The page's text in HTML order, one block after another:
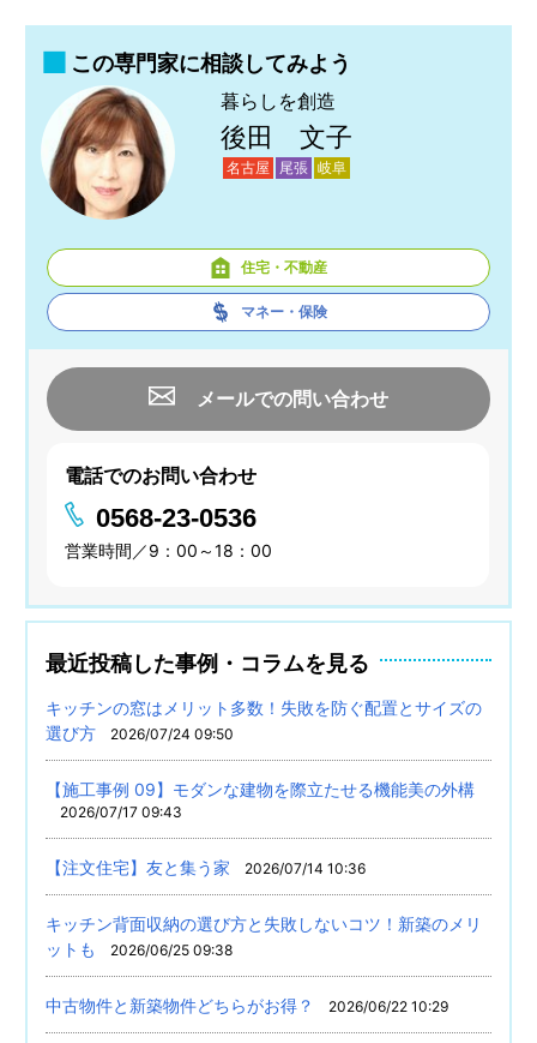
この専門家に相談してみよう
暮らしを創造
後田 文子
名古屋 尾張 岐阜
住宅・不動産
マネー・保険
メールでの問い合わせ
電話でのお問い合わせ
0568-23-0536
営業時間／9：00～18：00
最近投稿した事例・コラムを見る
キッチンの窓はメリット多数！失敗を防ぐ配置とサイズの
選び方
2026/07/24 09:50
【施工事例 09】モダンな建物を際立たせる機能美の外構
2026/07/17 09:43
【注文住宅】友と集う家 2026/07/14 10:36
キッチン背面収納の選び方と失敗しないコツ！新築のメリ
ットも
2026/06/25 09:38
中古物件と新築物件どちらがお得？ 2026/06/22 10:29